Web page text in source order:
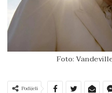
Foto:
Podijeli